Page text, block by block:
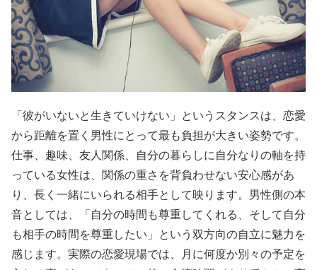
「彼がいないと生きていけない」というスタンスは、恋愛
から距離を置く男性にとって最も負担が大きい姿勢です。
仕事、趣味、友人関係、自分の暮らしに自分なりの軸を持
っている女性は、関係の重さを背負わせない安心感があ
り、長く一緒にいられる相手として映ります。男性側の本
音としては、「自分の時間も尊重してくれる、そして自分
も相手の時間を尊重したい」という双方向の自立に魅力を
感じます。実際の恋愛現場では、月に何度か別々の予定を